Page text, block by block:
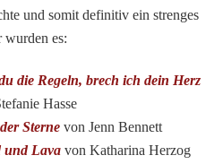
und somit definitiv ein strenges
wurden es:
die Regeln, brech ich dein Herz
Hasse
Sterne von Jenn Bennett
und Lava von Katharina Herzog